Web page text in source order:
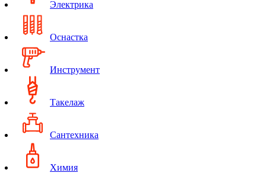
Электрика
Оснастка
Инструмент
Такелаж
Сантехника
Химия